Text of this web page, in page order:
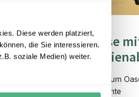
Diese werden platziert,
die Sie interessieren.
soziale Medien) weiter.
Ägypten Reise
Kurzes
zwischen
Meer
Meer
8 Tage / 7 Nächte